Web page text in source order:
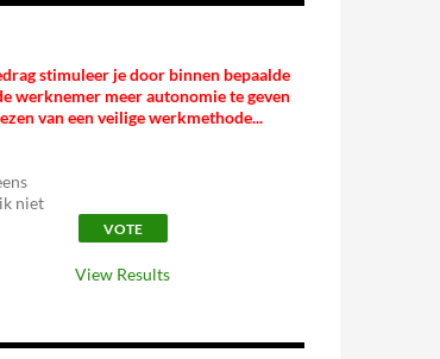
stimuleer je door binnen bepaalde
werknemer meer autonomie te geven
van een veilige werkmethode...
niet
View Results